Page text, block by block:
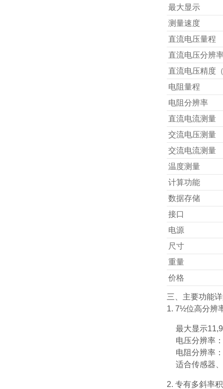
最大显示
测量速度
直流电压量程
直流电压分辨
直流电压精度
电阻量程
电阻分辨率
直流电流测量
交流电压测量
交流电流测量
温度测量
计算功能
数据存储
接口
电源
尺寸
重量
价格
三、主要功能
1. 7½位高分辨
最大显示
电压分辨率
电阻分辨率
适合传感器
2. 专有多斜率